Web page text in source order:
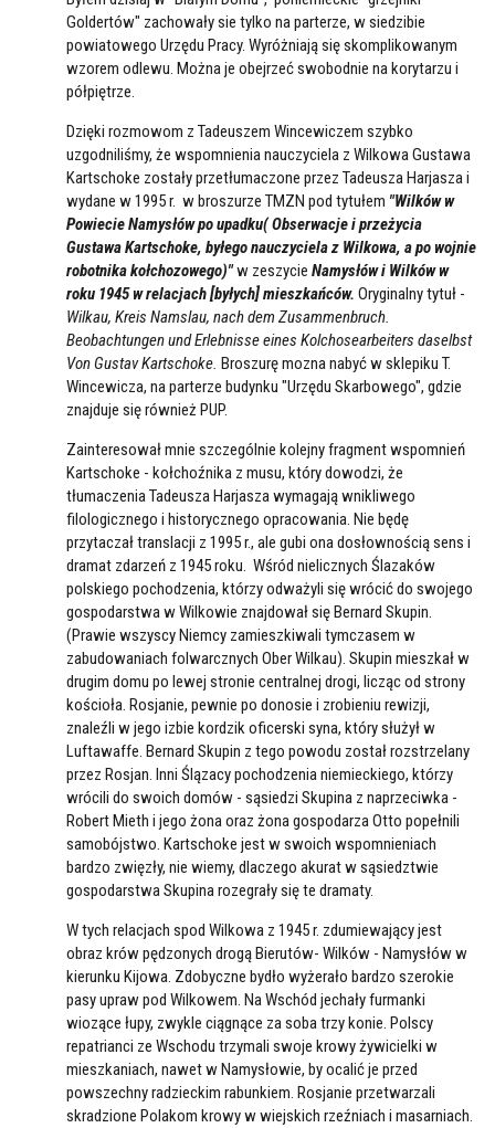
Goldertów" zachowały sie tylko na parterze, w siedzibie
powiatowego Urzędu Pracy. Wyróżniają się skomplikowanym
wzorem odlewu. Można je obejrzeć swobodnie na korytarzu i
półpiętrze.
Dzięki rozmowom z Tadeuszem Wincewiczem szybko
uzgodniliśmy, że wspomnienia nauczyciela z Wilkowa Gustawa
Kartschoke zostały przetłumaczone przez Tadeusza Harjasza i
wydane w 1995 r. w broszurze TMZN pod tytułem "Wilków w
Powiecie Namysłów po upadku( Obserwacje i przeżycia
Gustawa Kartschoke, byłego nauczyciela z Wilkowa, a po wojnie
robotnika kołchozowego)"w zeszycie Namysłów i Wilków w
roku 1945 w relacjach [byłych] mieszkańców. Oryginalny tytuł -
Wilkau, Kreis Namslau, nach dem Zusammenbruch.
Beobachtungen und Erlebnisse eines Kolchosearbeiters daselbst
Von Gustav Kartschoke. Broszurę mozna nabyć w sklepiku T.
Wincewicza, na parterze budynku "Urzędu Skarbowego", gdzie
znajduje się również PUP.
Zainteresował mnie szczególnie kolejny fragment wspomnień
Kartschoke - kołchoźnika z musu, który dowodzi, że
tłumaczenia Tadeusza Harjasza wymagają wnikliwego
filologicznego i historycznego opracowania. Nie będę
przytaczał translacji z 1995 r., ale gubi ona dosłownością sens i
dramat zdarzeń z 1945 roku. Wśród nielicznych Ślazaków
polskiego pochodzenia, którzy odważyli się wrócić do swojego
gospodarstwa w Wilkowie znajdował się Bernard Skupin.
(Prawie wszyscy Niemcy zamieszkiwali tymczasem w
zabudowaniach folwarcznych Ober Wilkau). Skupin mieszkał w
drugim domu po lewej stronie centralnej drogi, licząc od strony
kościoła. Rosjanie, pewnie po donosie i zrobieniu rewizji,
znaleźli w jego izbie kordzik oficerski syna, który służył w
Luftawaffe. Bernard Skupin z tego powodu został rozstrzelany
przez Rosjan. Inni Ślązacy pochodzenia niemieckiego, którzy
wrócili do swoich domów - sąsiedzi Skupina z naprzeciwka -
Robert Mieth i jego żona oraz żona gospodarza Otto popełnili
samobójstwo. Kartschoke jest w swoich wspomnieniach
bardzo zwięzły, nie wiemy, dlaczego akurat w sąsiedztwie
gospodarstwa Skupina rozegrały się te dramaty.
W tych relacjach spod Wilkowa z 1945 r. zdumiewający jest
obraz krów pędzonych drogą Bierutów- Wilków - Namysłów w
kierunku Kijowa. Zdobyczne bydło wyżerało bardzo szerokie
pasy upraw pod Wilkowem. Na Wschód jechały furmanki
wiozące łupy, zwykle ciągnące za soba trzy konie. Polscy
repatrianci ze Wschodu trzymali swoje krowy żywicielki w
mieszkaniach, nawet w Namysłowie, by ocalić je przed
powszechny radzieckim rabunkiem. Rosjanie przetwarzali
skradzione Polakom krowy w wiejskich rzeźniach i masarniach.